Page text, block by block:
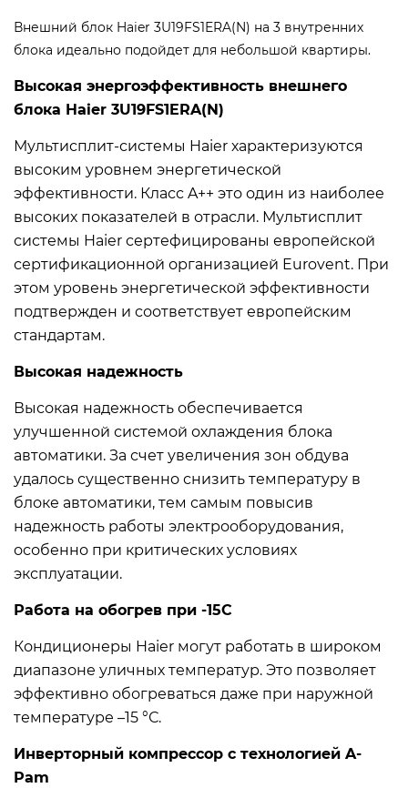
Внешний блок Haier 3U19FS1ERA(N) на 3 внутренних
блока идеально подойдет для небольшой квартиры.
Высокая энергоэффективность внешнего
блока Haier 3U19FS1ERA(N)
Мультисплит-системы Haier характеризуются
высоким уровнем энергетической
эффективности. Класс A++ это один из наиболее
высоких показателей в отрасли. Мультисплит
системы Haier сертефицированы европейской
сертификационной организацией Eurovent. При
этом уровень энергетической эффективности
подтвержден и соответствует европейским
стандартам.
Высокая надежность
Высокая надежность обеспечивается
улучшенной системой охлаждения блока
автоматики. За счет увеличения зон обдува
удалось существенно снизить температуру в
блоке автоматики, тем самым повысив
надежность работы электрооборудования,
особенно при критических условиях
эксплуатации.
Работа на обогрев при -15С
Кондиционеры Haier могут работать в широком
диапазоне уличных температур. Это позволяет
эффективно обогреваться даже при наружной
температуре –15 °С.
Инверторный компрессор с технологией A-
Pam